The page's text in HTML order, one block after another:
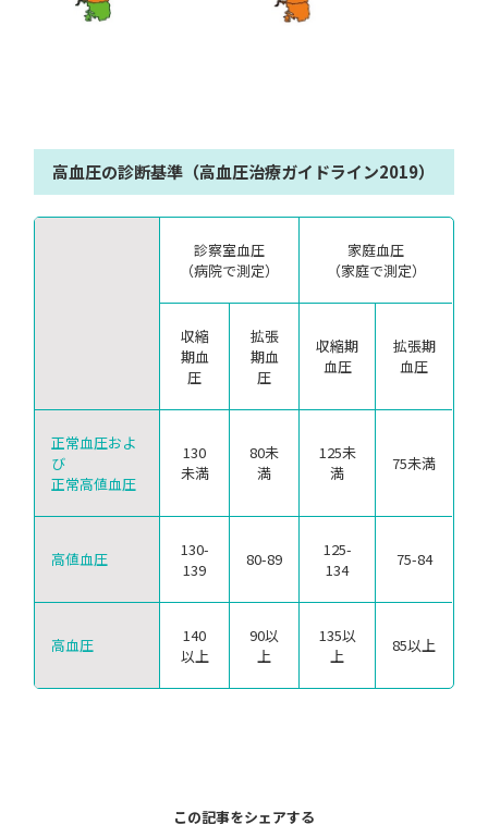
高血圧の診断基準（高血圧治療ガイドライン2019）
診察室血圧
（病院で測定）
家庭血圧
（家庭で測定）
収縮
期血
圧
拡張
期血
圧
収縮期
血圧
拡張期
血圧
正常血圧およ
び
正常高値血圧
130
未満
80未
満
125未
満
75未満
高値血圧
130-
139
80-89
125-
134
75-84
高血圧
140
以上
90以
上
135以
上
85以上
この記事をシェアする